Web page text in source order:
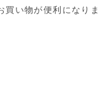
買い物が便利になりま